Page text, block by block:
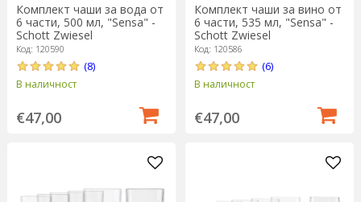
Комплект чаши за вода от
6 части, 500 мл, "Sensa" -
Schott Zwiesel
Код: 120590
(8)
В наличност
€47,00
Комплект чаши за вино от
6 части, 535 мл, "Sensa" -
Schott Zwiesel
Код: 120586
(6)
В наличност
€47,00